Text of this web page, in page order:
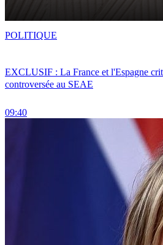
EXCLUSIF : La France et l'Espagne
controversée au SEAE
09:40
POLITIQUE